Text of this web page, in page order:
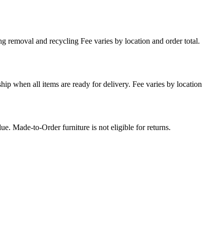
removal and recycling Fee varies by location and order total.
when all items are ready for delivery. Fee varies by location
Made-to-Order furniture is not eligible for returns.